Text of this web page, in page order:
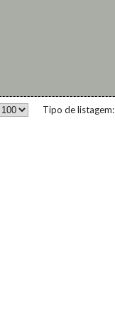
Tipo de listagem: